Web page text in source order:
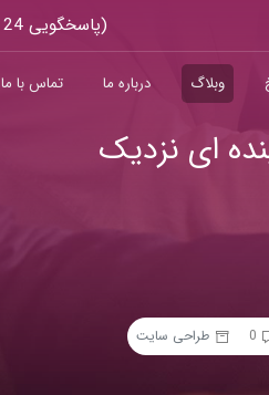
(پاسخگویی 24 ساعته)
وبلاگ درباره ما تماس با ما
ای نزدیک
0 طراحی سایت